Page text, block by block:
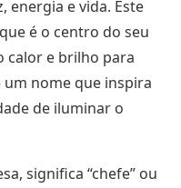
energia e vida. Este
é o centro do seu
calor e brilho para
um nome que inspira
de iluminar o
significa “chefe” ou